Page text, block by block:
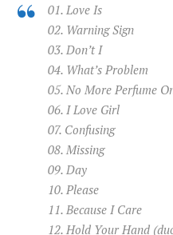
01. Love Is
02. Warning Sign
03. Don’t I
04. What’s Problem
05. No More Perfume
06. I Love Girl
07. Confusing
08. Missing
09. Day
10. Please
11. Because I Care
12. Hold Your Hand